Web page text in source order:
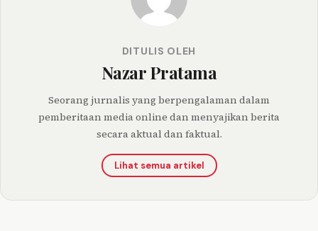
DITULIS OLEH
Nazar Pratama
Seorang jurnalis yang berpengalaman dalam
pemberitaan media online dan menyajikan berita
secara aktual dan faktual.
Lihat semua artikel